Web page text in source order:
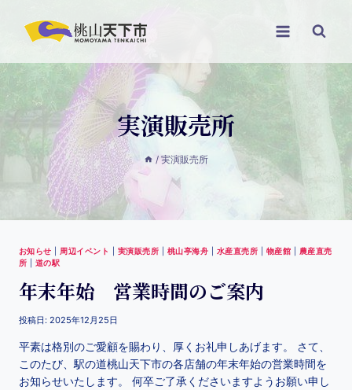
実演販売所
/ 実演販売所
お知らせ 周辺イベント 実演販売所 桃山亭海舟 水産直売所 物産館
農産直売
所
道の駅
年末年始 営業時間のご案内
投稿日: 2025年12月25日
平素は格別のご愛顧を賜わり、厚くお礼申しあげます。 さて、
このたび、駅の道桃山天下市の各店舗の年末年始の営業時間を
お知らせいたします。 何卒ご了承くださいますようお願い申し